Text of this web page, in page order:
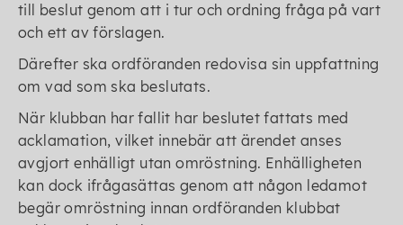
till beslut genom att i tur och ordning fråga på vart
och ett av förslagen.
Därefter ska ordföranden redovisa sin uppfattning
om vad som ska beslutats.
När klubban har fallit har beslutet fattats med
acklamation, vilket innebär att ärendet anses
avgjort enhälligt utan omröstning. Enhälligheten
kan dock ifrågasättas genom att någon ledamot
begär omröstning innan ordföranden klubbat